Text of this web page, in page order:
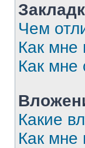
Чем
Как мне
Как мне
Какие
Как мне